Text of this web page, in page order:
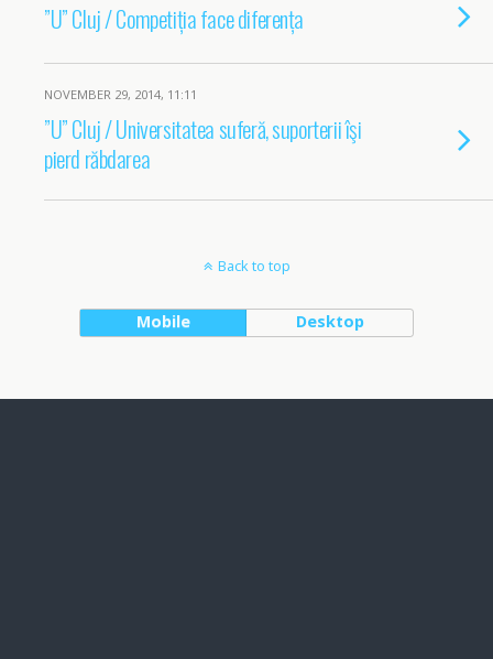
”U” Cluj / Competiția face diferența
NOVEMBER 29, 2014, 11:11
”U” Cluj / Universitatea suferă, suporterii îşi
pierd răbdarea
Back to top
Mobile Desktop